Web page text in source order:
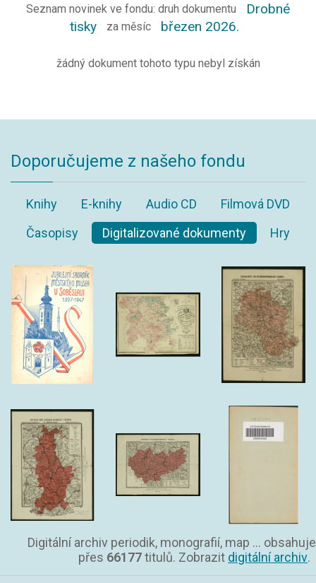
Seznam novinek ve fondu: druh dokumentu
Drobné
tisky
za měsíc březen 2026.
žádný dokument tohoto typu nebyl získán
Doporučujeme z našeho fondu
Knihy E-knihy Audio CD
Filmová DVD
Časopisy
Digitalizované dokumenty Hry
Digitální archiv periodik, monografií, map ... obsahuje
přes 66177titulů. Zobrazit digitální archiv.